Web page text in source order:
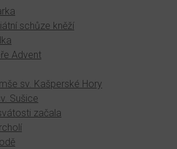
schůze kněží
Advent
sv. Kašperské Hory
Sušice
začala